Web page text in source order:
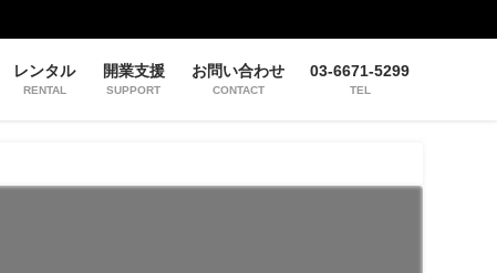
レンタル
RENTAL
開業支援
SUPPORT
お問い合わせ
CONTACT
03-6671-5299
TEL